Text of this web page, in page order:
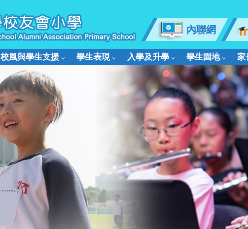
內聯網
校風與學生支援 學生表現 入學及升學 學生園地 家